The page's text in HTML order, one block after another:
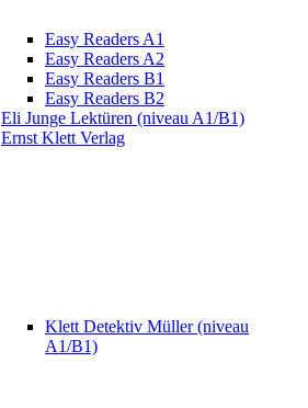
Easy Readers A1
Easy Readers A2
Easy Readers B1
Easy Readers B2
Eli Junge Lektüren (niveau A1/B1)
Ernst Klett Verlag
Klett Detektiv Müller (niveau
A1/B1)